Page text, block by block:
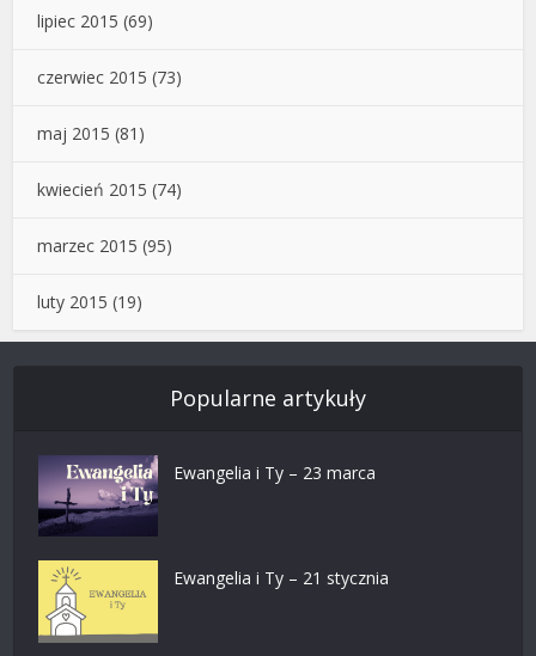
lipiec 2015 (69)
czerwiec 2015 (73)
maj 2015 (81)
kwiecień 2015 (74)
marzec 2015 (95)
luty 2015 (19)
Popularne artykuły
Ewangelia i Ty – 23 marca
Ewangelia i Ty – 21 stycznia